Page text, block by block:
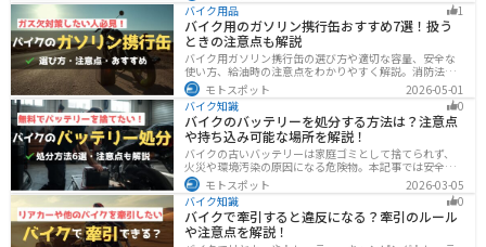
多いのではないでしょうか。今回はバイク走行中の体感
温度についてご紹介します。体感温度を考慮した快適走
行のポイントもまとめました。季節や天候を問わずバイ
クに乗る！そんなライダーの方はぜひ参考にしてみてく
ださい。[phtml blog-first-h2-module]バイク走行時の体
感温度は気温より低め？バイク走行時の体感温度は気温
と同じではありません。なぜ
バイク用品
1
バイク用のガソリン携行缶おすすめ7選！扱う
ときの注意点も解説
バイク用ガソリン携行缶の選び方や適切な容量、安全な
使い方、給油時の注意点をわかりやすく解説。消防法適
合品の見分け方や保管・圧力調整のコツ、スタンドでの
給油ルールまで網羅し、ツーリング時のガス欠対策をサ
ポート。SOTOやKIJIMAなどおすすめ携行缶も紹介しま
す。
モトスポット
2026-05-01
バイク知識
0
バイクのバッテリーを処分する方法は？注意点
や持ち込み可能な場所を解説！
バイクの古いバッテリーは家庭ゴミとして捨てられず、
火災や環境汚染の原因になる危険物。本記事では安全な
保管方法や絶縁などの注意点、無料・低コストで回収し
てもらう方法、買い取りの可否を解説。ナップスやオー
トバックス、イエローハットなどの回収対応店舗も紹介
します。
モトスポット
2026-03-05
バイク知識
0
バイクで牽引すると違反になる？牽引のルール
や注意点を解説！